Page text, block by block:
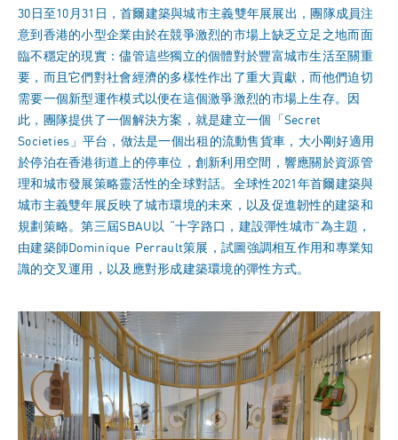
30日至10月31日，首爾建築與城市主義雙年展展出，團隊成員注
意到香港的小型企業由於在競爭激烈的市場上缺乏立足之地而面
臨不穩定的現實：儘管這些獨立的個體對於豐富城市生活至關重
要，而且它們對社會經濟的多樣性作出了重大貢獻，而他們迫切
需要一個新型運作模式以便在這個激爭激烈的市場上生存。因
此，團隊提供了一個解決方案，就是建立一個「Secret
Societies」平台，做法是一個出租的流動售貨車，大小剛好適用
於停泊在香港街道上的停車位，創新利用空間，響應關於資源管
理和城市發展策略靈活性的全球對話。全球性2021年首爾建築與
城市主義雙年展反映了城市環境的未來，以及促進韌性的建築和
規劃策略。第三屆SBAU以 “十字路口，建設彈性城市”為主題，
由建築師Dominique Perrault策展，試圖強調相互作用和專業知
識的交叉運用，以及應對形成建築環境的彈性方式。